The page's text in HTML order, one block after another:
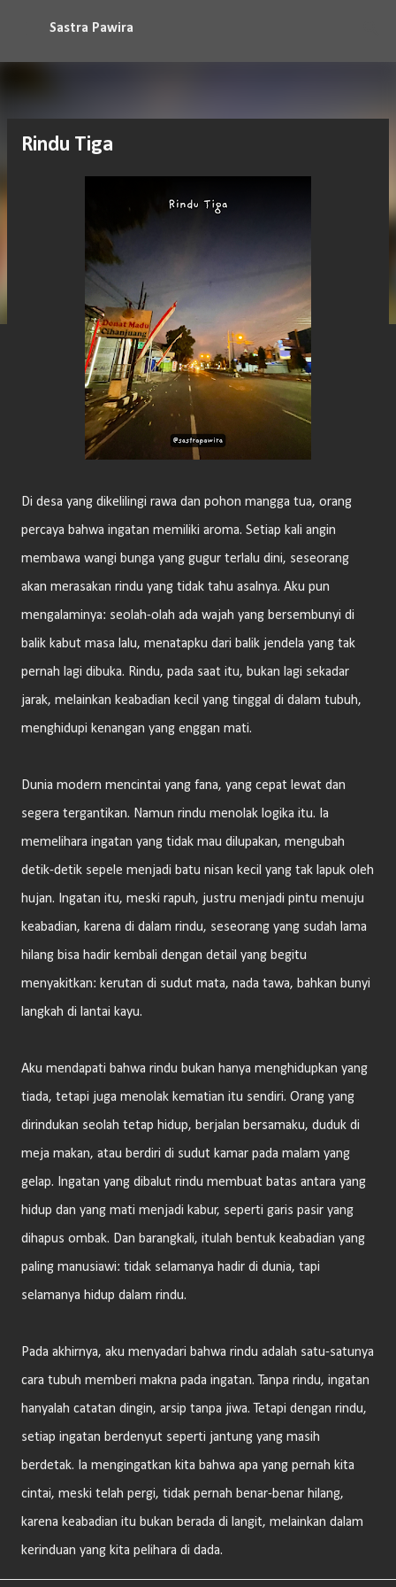
Langsung ke konten utama
Sastra Pawira
Rindu Tiga
Di desa yang dikelilingi rawa dan pohon mangga tua, orang
percaya bahwa ingatan memiliki aroma. Setiap kali angin
membawa wangi bunga yang gugur terlalu dini, seseorang
akan merasakan rindu yang tidak tahu asalnya. Aku pun
mengalaminya: seolah-olah ada wajah yang bersembunyi di
balik kabut masa lalu, menatapku dari balik jendela yang tak
pernah lagi dibuka. Rindu, pada saat itu, bukan lagi sekadar
jarak, melainkan keabadian kecil yang tinggal di dalam tubuh,
menghidupi kenangan yang enggan mati.
Dunia modern mencintai yang fana, yang cepat lewat dan
segera tergantikan. Namun rindu menolak logika itu. Ia
memelihara ingatan yang tidak mau dilupakan, mengubah
detik-detik sepele menjadi batu nisan kecil yang tak lapuk oleh
hujan. Ingatan itu, meski rapuh, justru menjadi pintu menuju
keabadian, karena di dalam rindu, seseorang yang sudah lama
hilang bisa hadir kembali dengan detail yang begitu
menyakitkan: kerutan di sudut mata, nada tawa, bahkan bunyi
langkah di lantai kayu.
Aku mendapati bahwa rindu bukan hanya menghidupkan yang
tiada, tetapi juga menolak kematian itu sendiri. Orang yang
dirindukan seolah tetap hidup, berjalan bersamaku, duduk di
meja makan, atau berdiri di sudut kamar pada malam yang
gelap. Ingatan yang dibalut rindu membuat batas antara yang
hidup dan yang mati menjadi kabur, seperti garis pasir yang
dihapus ombak. Dan barangkali, itulah bentuk keabadian yang
paling manusiawi: tidak selamanya hadir di dunia, tapi
selamanya hidup dalam rindu.
Pada akhirnya, aku menyadari bahwa rindu adalah satu-satunya
cara tubuh memberi makna pada ingatan. Tanpa rindu, ingatan
hanyalah catatan dingin, arsip tanpa jiwa. Tetapi dengan rindu,
setiap ingatan berdenyut seperti jantung yang masih
berdetak. Ia mengingatkan kita bahwa apa yang pernah kita
cintai, meski telah pergi, tidak pernah benar-benar hilang,
karena keabadian itu bukan berada di langit, melainkan dalam
kerinduan yang kita pelihara di dada.